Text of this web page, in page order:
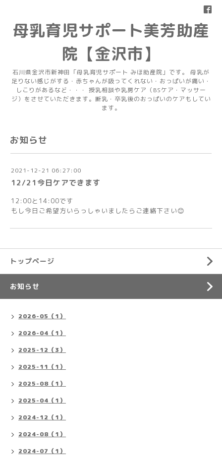
母乳育児サポート美芳助産
院【金沢市】
石川県金沢市新神田「母乳育児サポート みほ助産院」です。 母乳が
足りない感じがする・赤ちゃんが吸ってくれない・おっぱいが痛い・
しこりがあるなど・・・ 授乳相談や乳房ケア（BSケア・マッサー
ジ）をさせていただきます。断乳・卒乳後のおっぱいのケアもしてい
ます。
お知らせ
2021-12-21 06:27:00
12/21今日ケアできます
12:00と14:00です
もし今日ご希望方いらっしゃいましたらご連絡下さい😊
トップページ
お知らせ
2026-05（1）
2026-04（1）
2025-12（3）
2025-11（1）
2025-08（1）
2025-04（1）
2024-12（1）
2024-08（1）
2024-07（1）